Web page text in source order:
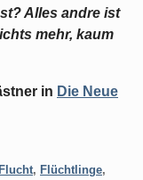
Alles andre ist
mehr, kaum
in Die Neue
Flucht, Flüchtlinge,